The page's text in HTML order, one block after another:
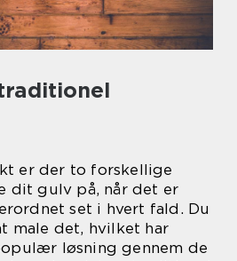
er der to forskellige
dit gulv på, når det er
set i hvert fald. Du
male det, hvilket har
løsning gennem de